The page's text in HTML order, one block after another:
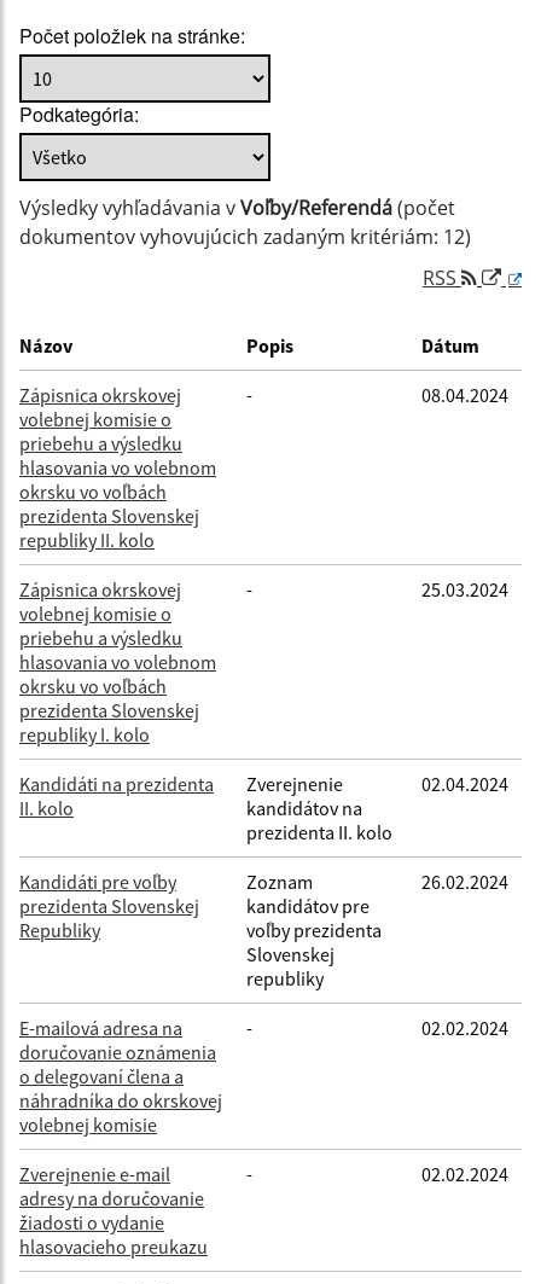
Popis:
Dátum zverejnenia od:
Dátum zverejnenia do:
Počet položiek na stránke:
Podkategória:
Výsledky vyhľadávania vVoľby/Referendá(počet
dokumentov vyhovujúcich zadaným kritériám: 12)
RSS
Názov Popis Dátum
Zápisnica okrskovej
volebnej komisie o
priebehu a výsledku
hlasovania vo volebnom
okrsku vo voľbách
prezidenta Slovenskej
republiky II. kolo
- 08.04.2024
Zápisnica okrskovej
volebnej komisie o
priebehu a výsledku
hlasovania vo volebnom
okrsku vo voľbách
prezidenta Slovenskej
republiky I. kolo
- 25.03.2024
Kandidáti na prezidenta
II. kolo
Zverejnenie
kandidátov na
prezidenta II. kolo
02.04.2024
Kandidáti pre voľby
prezidenta Slovenskej
Republiky
Zoznam
kandidátov pre
voľby prezidenta
Slovenskej
republiky
26.02.2024
E-mailová adresa na
doručovanie oznámenia
o delegovaní člena a
náhradníka do okrskovej
volebnej komisie
- 02.02.2024
Zverejnenie e-mail
adresy na doručovanie
žiadosti o vydanie
hlasovacieho preukazu
- 02.02.2024